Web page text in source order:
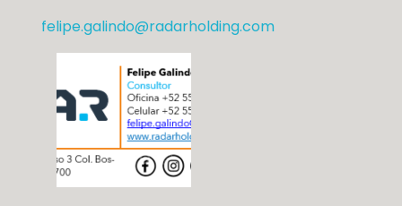
felipe.galindo@radarholding.com